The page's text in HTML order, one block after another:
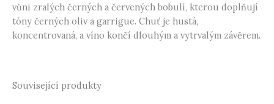
vůni zralých černých a červených bobulí, kterou doplňují
tóny černých oliv a garrigue. Chuť je hustá,
koncentrovaná, a víno končí dlouhým a vytrvalým závěrem.
Související produkty